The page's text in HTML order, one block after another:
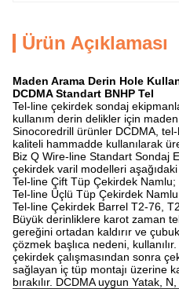
Ürün Açıklaması
Maden Arama Derin Hole
DCDMA Standart BNHP Tel
Tel-line çekirdek sondaj
kullanım derin delikler için maden
Sinocoredrill ürünler DCDMA,
kaliteli hammadde kullanılarak
Biz Q Wire-line Standart Sondaj
çekirdek varil modelleri
Tel-line Çift Tüp Çekirdek Namlu;
Tel-line Üçlü Tüp Çekirdek
Tel-line Çekirdek Barrel T2-76,
Büyük derinliklere karot zaman
gereğini ortadan kaldırır ve
çözmek başlıca nedeni, kullanılır.
çekirdek çalışmasından sonra
sağlayan iç tüp montajı üzerine
bırakılır. DCDMA uygun Yatak, N,